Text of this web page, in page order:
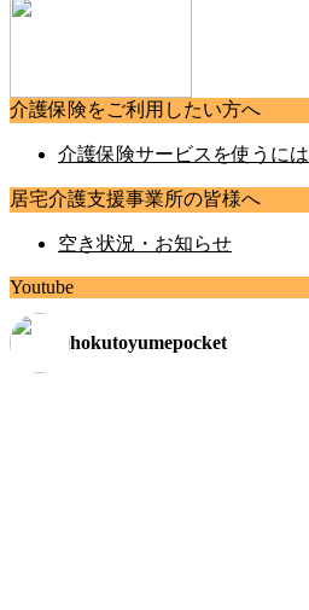
介護保険をご利用したい方へ
介護保険サービスを使うには
居宅介護支援事業所の皆様へ
空き状況・お知らせ
Youtube
hokutoyumepocket